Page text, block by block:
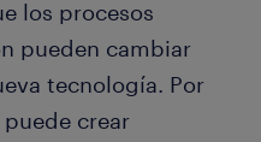
los procesos
pueden cambiar
tecnología. Por
crear